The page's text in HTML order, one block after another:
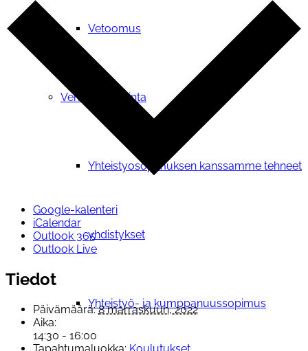
Vetoomus
Verkostotoiminta
Yhteistyosopimuksen kanssamme tehneet
yhdistykset
Yhteistyö- ja kumppanuussopimus
Google-kalenteri
iCalendar
Outlook 365
Outlook Live
Tiedot
Päivämäärä: 8 marraskuun, 2022
Aika:
14:30 - 16:00